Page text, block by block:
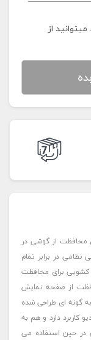
از
محافظت از گوشی در
در برابر تمام
کشویی برای محافظت
از صفحه نمایش
گونه ای طراحی شده
کاربرد دارد و هم به
در حین استفاده می